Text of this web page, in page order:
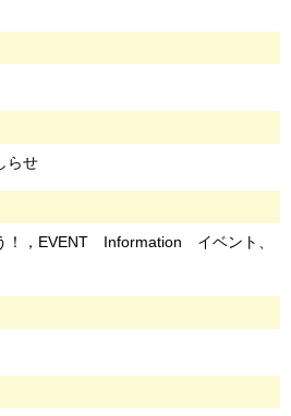
らせ
！，EVENT Information イベント、